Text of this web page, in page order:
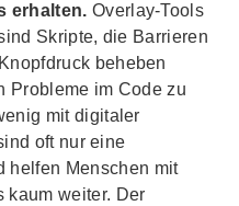
erhalten. Overlay-Tools
Skripte, die Barrieren
beheben
Probleme im Code zu
mit digitaler
oft nur eine
helfen Menschen mit
kaum weiter. Der